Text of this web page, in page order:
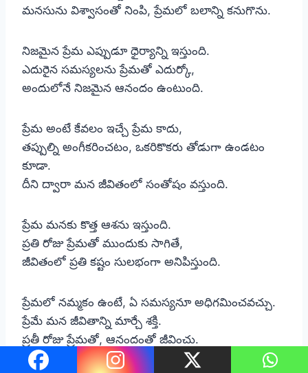
మనసును విశ్వాసంతో నింపి, ప్రేమలో బలాన్ని కనుగొను.
నిజమైన ప్రేమ ఎప్పుడూ ధైర్యాన్ని ఇస్తుంది.
ఎదురైన సమస్యలను ప్రేమతో ఎదుర్కో,
అందులోనే నిజమైన ఆనందం ఉంటుంది.
ప్రేమ అంటే కేవలం ఇచ్చే ప్రేమ కాదు,
తప్పుల్ని అంగీకరించటం, ఒకరికొకరు తోడుగా ఉండటం
కూడా.
దీని ద్వారా మన జీవితంలో సంతోషం వస్తుంది.
ప్రేమ మనకు కొత్త ఆశను ఇస్తుంది.
ప్రతి రోజు ప్రేమతో ముందుకు సాగితే,
జీవితంలో ప్రతి కష్టం సులభంగా అనిపిస్తుంది.
ప్రేమలో నమ్మకం ఉంటే, ఏ సమస్యనూ అధిగమించవచ్చు.
ప్రేమే మన జీవితాన్ని మార్చే శక్తి.
ప్రతీ రోజు ప్రేమతో, ఆనందంతో జీవించు.